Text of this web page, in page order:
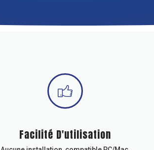
Facilité D'utilisation